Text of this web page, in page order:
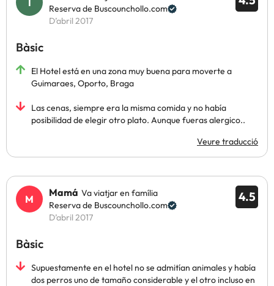
Reserva de Buscounchollo.com
D’abril 2017
Bàsic
El Hotel está en una zona muy buena para moverte a
Guimaraes, Oporto, Braga
Las cenas, siempre era la misma comida y no había
posibilidad de elegir otro plato. Aunque fueras alergico..
Veure traducció
4.5
Mamá Va viatjar en família
Reserva de Buscounchollo.com
D’abril 2017
Bàsic
Supuestamente en el hotel no se admitían animales y había
dos perros uno de tamaño considerable y el otro incluso en